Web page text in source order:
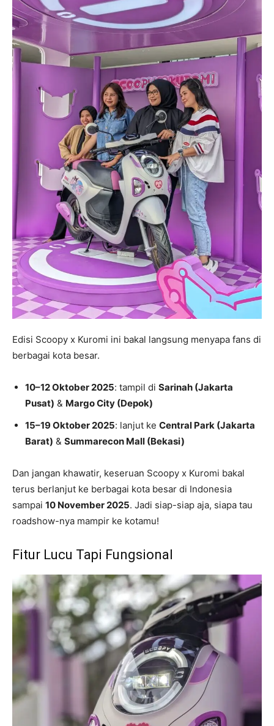
Edisi Scoopy x Kuromi ini bakal langsung menyapa fans di
berbagai kota besar.
10–12 Oktober 2025: tampil di Sarinah (Jakarta
Pusat) & Margo City (Depok)
15–19 Oktober 2025: lanjut ke Central Park (Jakarta
Barat) & Summarecon Mall (Bekasi)
Dan jangan khawatir, keseruan Scoopy x Kuromi bakal
terus berlanjut ke berbagai kota besar di Indonesia
sampai 10 November 2025. Jadi siap-siap aja, siapa tau
roadshow-nya mampir ke kotamu!
Fitur Lucu Tapi Fungsional